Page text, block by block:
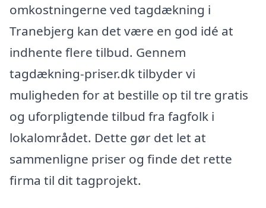
omkostningerne ved tagdækning i
Tranebjerg kan det være en god idé at
indhente flere tilbud. Gennem
tagdækning-priser.dk tilbyder vi
muligheden for at bestille op til tre gratis
og uforpligtende tilbud fra fagfolk i
lokalområdet. Dette gør det let at
sammenligne priser og finde det rette
firma til dit tagprojekt.